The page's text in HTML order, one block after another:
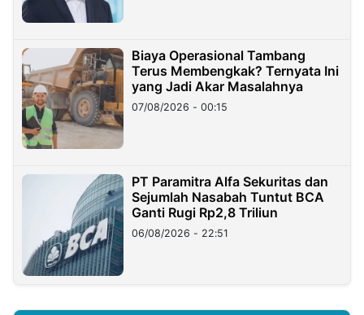
Biaya Operasional Tambang
Terus Membengkak? Ternyata Ini
yang Jadi Akar Masalahnya
07/08/2026 - 00:15
PT Paramitra Alfa Sekuritas dan
Sejumlah Nasabah Tuntut BCA
Ganti Rugi Rp2,8 Triliun
06/08/2026 - 22:51